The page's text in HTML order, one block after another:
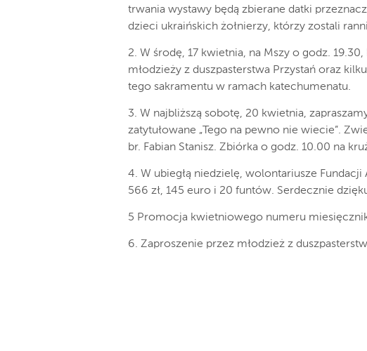
trwania wystawy będą zbierane datki
dzieci ukraińskich żołnierzy, którzy zostali
2. W środę, 17 kwietnia, na Mszy o godz.
młodzieży z duszpasterstwa Przystań oraz
tego sakramentu w ramach katechumenatu.
3. W najbliższą sobotę, 20 kwietnia,
zatytułowane „Tego na pewno nie wiecie”.
br. Fabian Stanisz. Zbiórka o godz. 10.00 na
4. W ubiegłą niedzielę, wolontariusze
566 zł, 145 euro i 20 funtów. Serdecznie
5 Promocja kwietniowego numeru
6. Zaproszenie przez młodzież z